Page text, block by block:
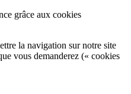
grâce aux cookies
la navigation sur notre site
vous demanderez (« cookies